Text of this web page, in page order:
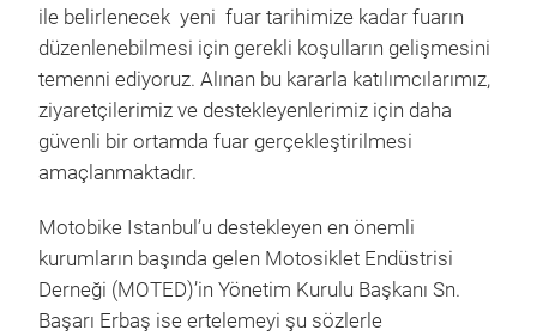
ile belirlenecek yeni fuar tarihimize kadar fuarın
düzenlenebilmesi için gerekli koşulların gelişmesini
temenni ediyoruz. Alınan bu kararla katılımcılarımız,
ziyaretçilerimiz ve destekleyenlerimiz için daha
güvenli bir ortamda fuar gerçekleştirilmesi
amaçlanmaktadır.
Motobike Istanbul’u destekleyen en önemli
kurumların başında gelen Motosiklet Endüstrisi
Derneği (MOTED)’in Yönetim Kurulu Başkanı Sn.
Başarı Erbaş ise ertelemeyi şu sözlerle